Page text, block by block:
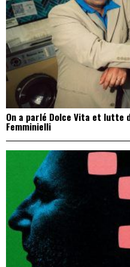
On a parlé Dolce Vita et lutte
Femminielli